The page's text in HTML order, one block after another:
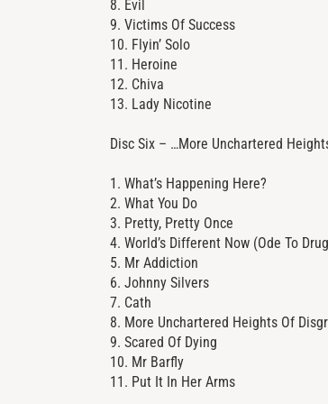
8. Evil
9. Victims Of Success
10. Flyin’ Solo
11. Heroine
12. Chiva
13. Lady Nicotine
Disc Six – …More Unchartered
1. What’s Happening Here?
2. What You Do
3. Pretty, Pretty Once
4. World’s Different Now (Ode To
5. Mr Addiction
6. Johnny Silvers
7. Cath
8. More Unchartered Heights Of
9. Scared Of Dying
10. Mr Barfly
11. Put It In Her Arms